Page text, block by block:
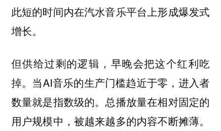
此短的时间内在汽水音乐平台上形成爆发式
增长。
但供给过剩的逻辑，早晚会把这个红利吃
掉。 当AI音乐的生产门槛趋近于零，进入者
数量就是指数级的。总播放量在相对固定的
用户规模中，被越来越多的内容不断摊薄。